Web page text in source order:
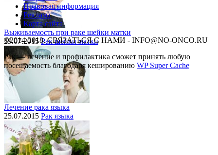
Выживаемость при раке шейки матки
29.07.2015 Рак шейки матки
Лечение рака языка
25.07.2015 Рак языка
Правовая информация
Реклама
Карта сайта
©2014-2018, СВЯЗАТЬСЯ С НАМИ - INFO@NO-ONCO.RU
Рак — лечение и профилактика cможет принять любую
посещаемость благодаря кешированию WP Super Cache